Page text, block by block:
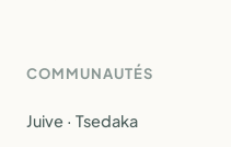
COMMUNAUTÉS
Juive · Tsedaka